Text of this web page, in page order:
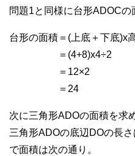
問題1と同様に台形ADOCの
台形の面積＝(上底＋下底)x
＝(4+8)x4÷2
＝12×2
＝24
次に三角形ADOの面積を求
三角形ADOの底辺DOの長
で面積は次の通り。